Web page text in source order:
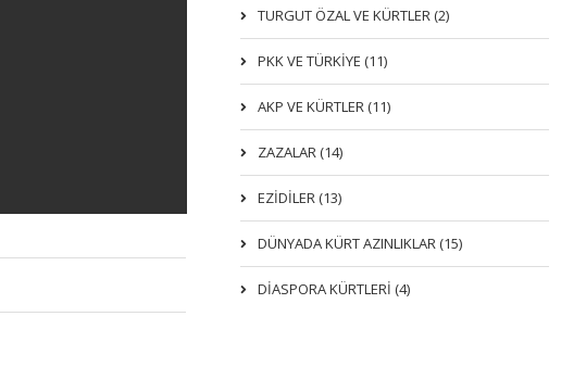
TURGUT ÖZAL VE KÜRTLER (2)
PKK VE TÜRKIYE (11)
AKP VE KÜRTLER (11)
ZAZALAR (14)
EZIDILER (13)
DÜNYADA KÜRT AZINLIKLAR (15)
DİASPORA KÜRTLERİ (4)